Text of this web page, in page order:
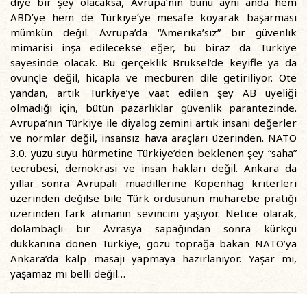
ABD’ye hem de Türkiye’ye mesafe koyarak başarması
mümkün değil. Avrupa’da “Amerika’sız” bir güvenlik
mimarisi inşa edilecekse eğer, bu biraz da Türkiye
sayesinde olacak. Bu gerçeklik Brüksel’de keyifle ya da
övünçle değil, hicapla ve mecburen dile getiriliyor. Öte
yandan, artık Türkiye’ye vaat edilen şey AB üyeliği
olmadığı için, bütün pazarlıklar güvenlik parantezinde.
Avrupa’nın Türkiye ile diyalog zemini artık insani değerler
ve normlar değil, insansız hava araçları üzerinden. NATO
3.0. yüzü suyu hürmetine Türkiye’den beklenen şey “saha”
tecrübesi, demokrasi ve insan hakları değil. Ankara da
yıllar sonra Avrupalı muadillerine Kopenhag kriterleri
üzerinden değilse bile Türk ordusunun muharebe pratiği
üzerinden fark atmanın sevincini yaşıyor. Netice olarak,
dolambaçlı bir Avrasya sapağından sonra kürkçü
dükkanına dönen Türkiye, gözü toprağa bakan NATO’ya
Ankara’da kalp masajı yapmaya hazırlanıyor. Yaşar mı,
yaşamaz mı belli değil…